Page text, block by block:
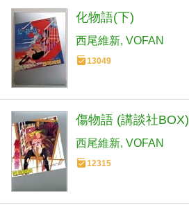
化物語(下)
西尾維新 VOFAN
13049
傷物語 (講談社BOX)
西尾維新 VOFAN
12315